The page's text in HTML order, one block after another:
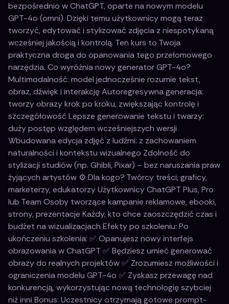
bezpośrednio w ChatGPT, oparte na nowym modelu
GPT-4o (omni). Dzięki temu użytkownicy mogą teraz
tworzyć, edytować i stylizować zdjęcia z niespotykaną
wcześniej jakością i kontrolą. Ten kurs to Twoja
praktyczna droga do opanowania tego przełomowego
narzędzia. Co wyróżnia nowy generator GPT-4o?
Multimodalność: model jednocześnie rozumie tekst,
obraz, dźwięk i interakcję Autoregresywna generacja:
tworzy obrazy krok po kroku, zwiększając kontrolę i
szczegółowość Lepsze generowanie tekstu i twarzy:
duży postęp względem wcześniejszych wersji
Wbudowana edycja zdjęć z ludźmi: z zachowaniem
naturalności i kontekstu wizualnego Zdolność do
stylizacji studiów (np. Ghibli, Pixar) – bez naruszania praw
żyjących artystów ⚙️ Dla kogo? Twórcy treści, graficy,
marketerzy, edukatorzy Użytkownicy ChatGPT Plus, Pro
lub Team Osoby tworzące kampanie reklamowe, ebooki,
strony, prezentacje Każdy, kto chce zaoszczędzić czas i
budżet na wizualizacjach Efekty po szkoleniu: Po
ukończeniu szkolenia: ✅ Opanujesz nowy interfejs
obrazowania w ChatGPT ✅ Będziesz umieć generować
obrazy do realnych projektów ✅ Zrozumiesz możliwości i
ograniczenia modelu GPT-4o ✅ Zyskasz przewagę nad
konkurencją, wykorzystując nową technologię szybciej
niż inni Bonus: Uczestnicy otrzymają gotowe prompt-